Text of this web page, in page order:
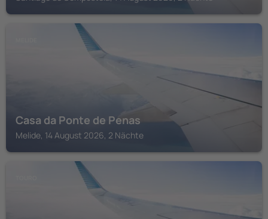
Casa da Ponte de Penas
Melide, 14 August 2026, 2 Nächte